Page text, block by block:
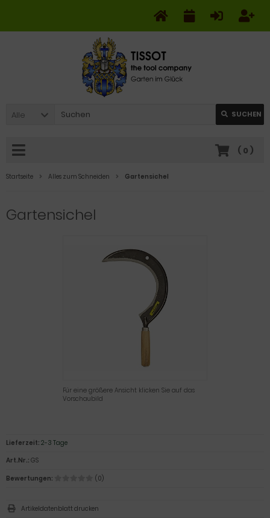
Alle SUCHEN
( 0 )
Startseite Alles zum Schneiden Gartensichel
Gartensichel
Für eine größere Ansicht klicken Sie auf das
Vorschaubild
Lieferzeit: 2-3 Tage
Art.Nr.: GS
Bewertungen:
(0)
Artikeldatenblatt drucken